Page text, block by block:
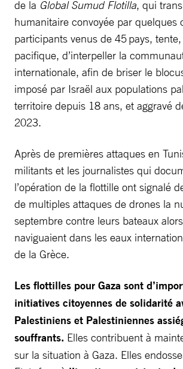
de la Global Sumud Flotilla, qui
humanitaire convoyée par quelques
participants venus de 45 pays,
pacifique, d’interpeller la
internationale, afin de briser le
imposé par Israël aux populations
territoire depuis 18 ans, et aggravé
2023.
Après de premières attaques en
militants et les journalistes qui
l’opération de la flottille ont signalé
de multiples attaques de drones la
septembre contre leurs bateaux
naviguaient dans les eaux
de la Grèce.
Les flottilles pour Gaza sont
initiatives citoyennes de solidarité
Palestiniens et Palestiniennes
souffrants. Elles contribuent à
sur la situation à Gaza. Elles